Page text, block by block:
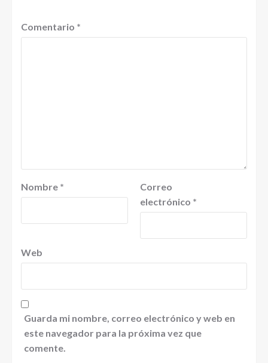
Comentario *
Nombre *
Correo
electrónico *
Web
Guarda mi nombre, correo electrónico y web en
este navegador para la próxima vez que
comente.